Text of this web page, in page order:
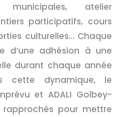
municipales, atelier
participatifs, cours
culturelles… Chaque
d’une adhésion à une
durant chaque année
cette dynamique, le
et ADALI Golbey-
rapprochés pour mettre